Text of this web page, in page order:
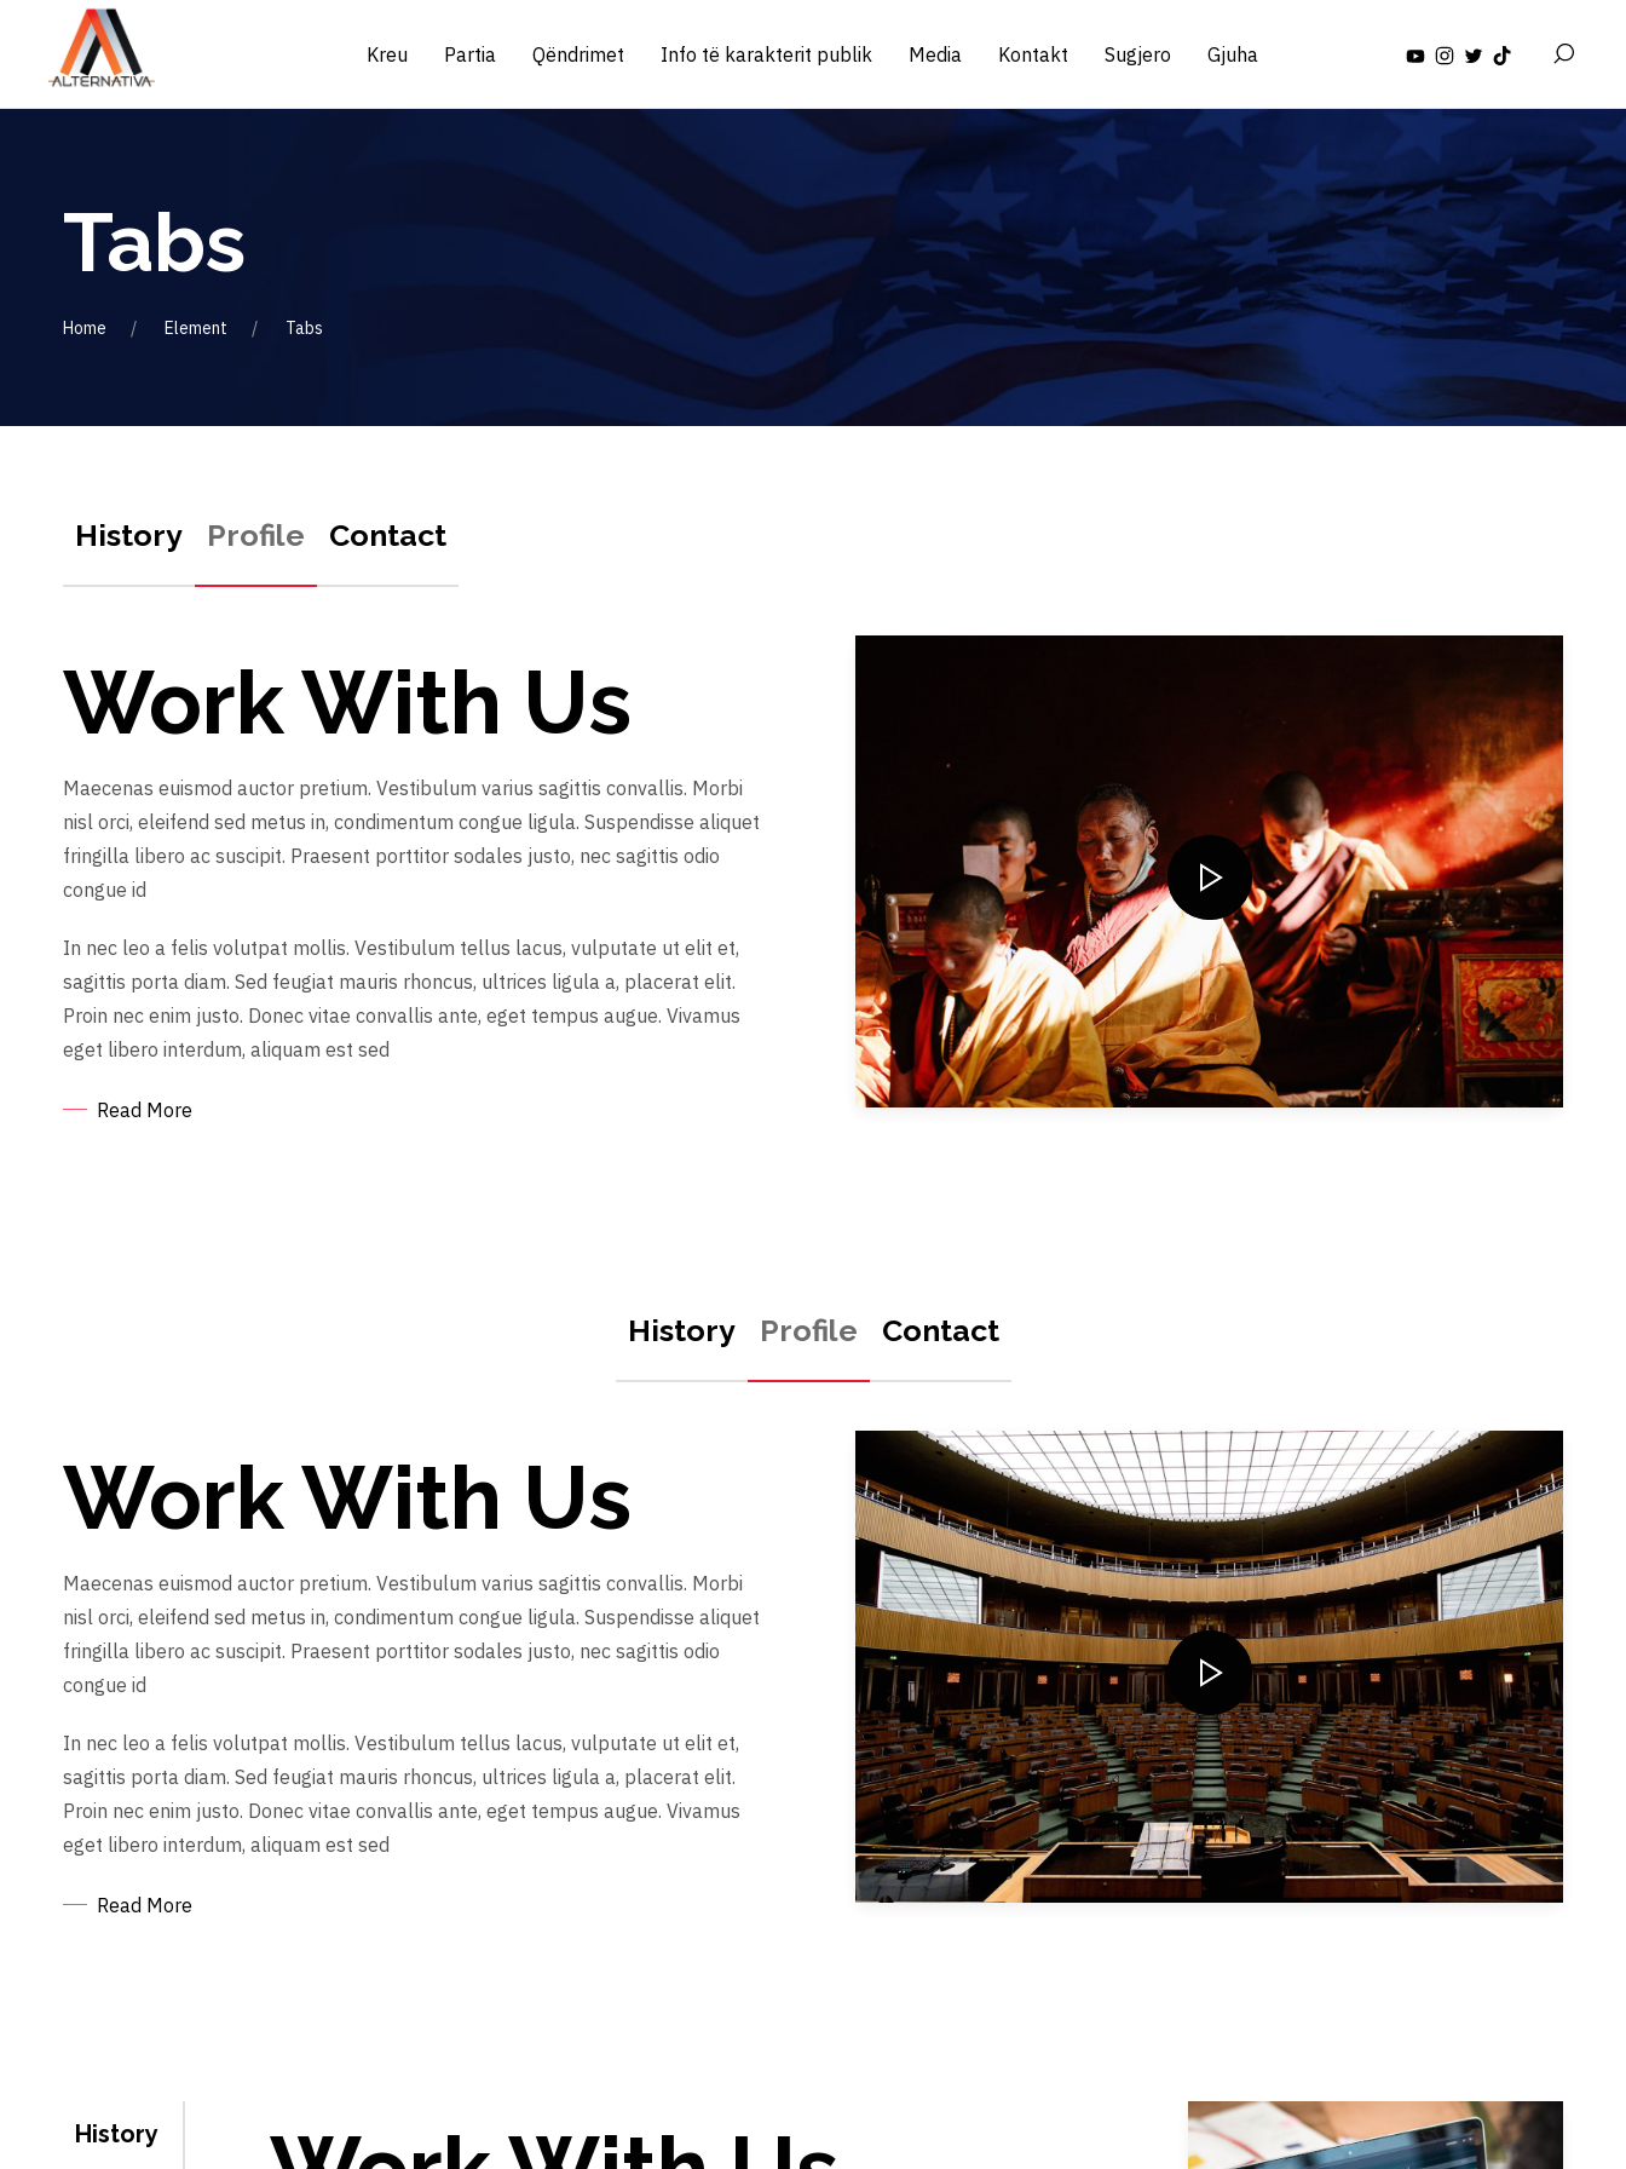
Kreu Partia Qëndrimet Info të karakterit publik Media Kontakt Sugjero Gjuha
Tabs
Home Element Tabs
History Profile Contact
Work With Us
Maecenas euismod auctor pretium. Vestibulum varius sagittis convallis. Morbi
nisl orci, eleifend sed metus in, condimentum congue ligula. Suspendisse aliquet
fringilla libero ac suscipit. Praesent porttitor sodales justo, nec sagittis odio
congue id
In nec leo a felis volutpat mollis. Vestibulum tellus lacus, vulputate ut elit et,
sagittis porta diam. Sed feugiat mauris rhoncus, ultrices ligula a, placerat elit.
Proin nec enim justo. Donec vitae convallis ante, eget tempus augue. Vivamus
eget libero interdum, aliquam est sed
Read More
History Profile Contact
Work With Us
Maecenas euismod auctor pretium. Vestibulum varius sagittis convallis. Morbi
nisl orci, eleifend sed metus in, condimentum congue ligula. Suspendisse aliquet
fringilla libero ac suscipit. Praesent porttitor sodales justo, nec sagittis odio
congue id
In nec leo a felis volutpat mollis. Vestibulum tellus lacus, vulputate ut elit et,
sagittis porta diam. Sed feugiat mauris rhoncus, ultrices ligula a, placerat elit.
Proin nec enim justo. Donec vitae convallis ante, eget tempus augue. Vivamus
eget libero interdum, aliquam est sed
Read More
History